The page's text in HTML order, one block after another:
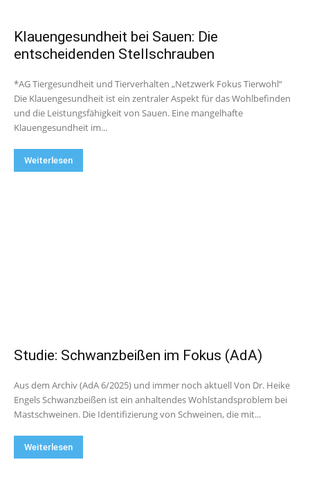
Klauengesundheit bei Sauen: Die
entscheidenden Stellschrauben
*AG Tiergesundheit und Tierverhalten „Netzwerk Fokus Tierwohl“
Die Klauengesundheit ist ein zentraler Aspekt für das Wohlbefinden
und die Leistungsfähigkeit von Sauen. Eine mangelhafte
Klauengesundheit im...
Weiterlesen
Studie: Schwanzbeißen im Fokus (AdA)
Aus dem Archiv (AdA 6/2025) und immer noch aktuell Von Dr. Heike
Engels Schwanzbeißen ist ein anhaltendes Wohlstandsproblem bei
Mastschweinen. Die Identifizierung von Schweinen, die mit...
Weiterlesen